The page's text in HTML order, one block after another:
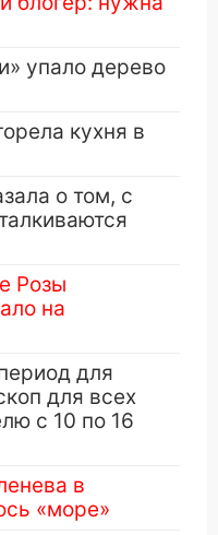
упало дерево
кухня в
о том, с
Розы
на
для
для всех
с 10 по 16
в
«море»